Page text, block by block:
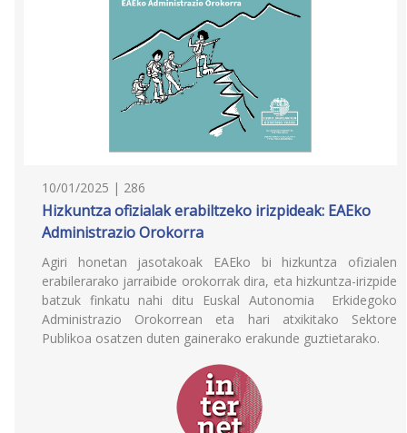
10/01/2025 | 286
Hizkuntza ofizialak erabiltzeko irizpideak: EAEko
Administrazio Orokorra
Agiri honetan jasotakoak EAEko bi hizkuntza ofizialen
erabilerarako jarraibide orokorrak dira, eta hizkuntza-irizpide
batzuk finkatu nahi ditu Euskal Autonomia Erkidegoko
Administrazio Orokorrean eta hari atxikitako Sektore
Publikoa osatzen duten gainerako erakunde guztietarako.